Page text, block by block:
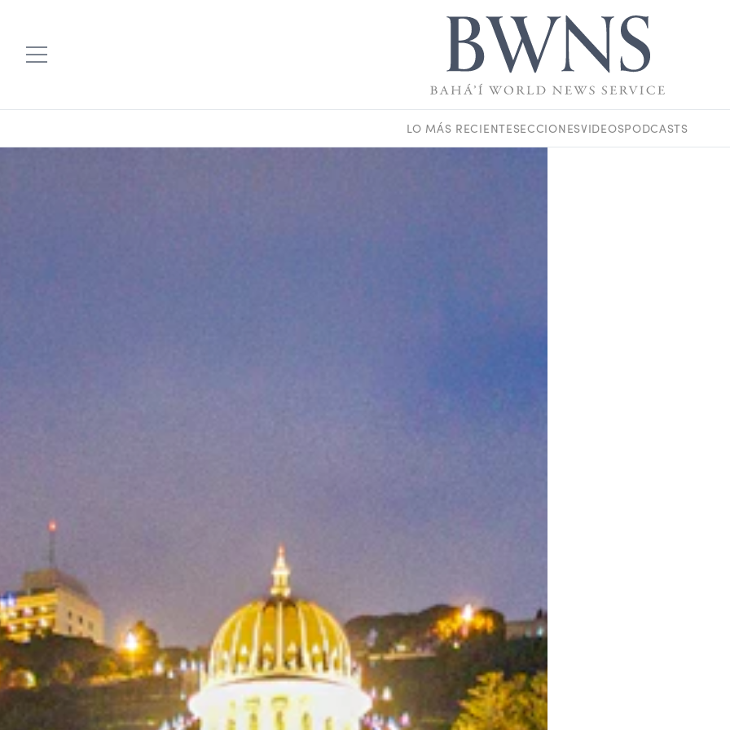
LO MÁS RECIENTESECCIONESVIDEOSPODCASTS